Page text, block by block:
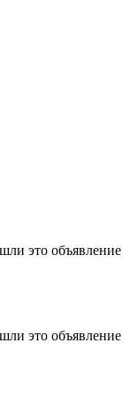
это объявление
это объявление